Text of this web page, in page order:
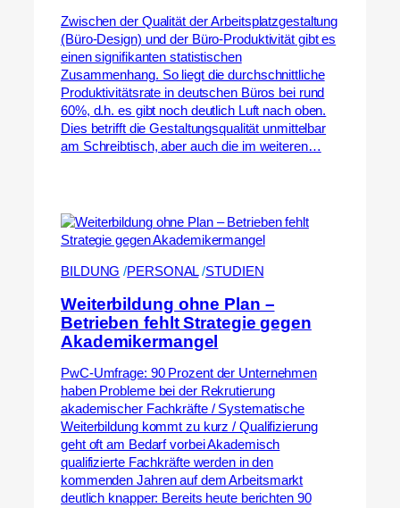
Zwischen der Qualität der Arbeitsplatzgestaltung
(Büro-Design) und der Büro-Produktivität gibt es
einen signifikanten statistischen
Zusammenhang. So liegt die durchschnittliche
Produktivitätsrate in deutschen Büros bei rund
60%, d.h. es gibt noch deutlich Luft nach oben.
Dies betrifft die Gestaltungsqualität unmittelbar
am Schreibtisch, aber auch die im weiteren…
BILDUNG /PERSONAL /STUDIEN
Weiterbildung ohne Plan –
Betrieben fehlt Strategie gegen
Akademikermangel
PwC-Umfrage: 90 Prozent der Unternehmen
haben Probleme bei der Rekrutierung
akademischer Fachkräfte / Systematische
Weiterbildung kommt zu kurz / Qualifizierung
geht oft am Bedarf vorbei Akademisch
qualifizierte Fachkräfte werden in den
kommenden Jahren auf dem Arbeitsmarkt
deutlich knapper: Bereits heute berichten 90